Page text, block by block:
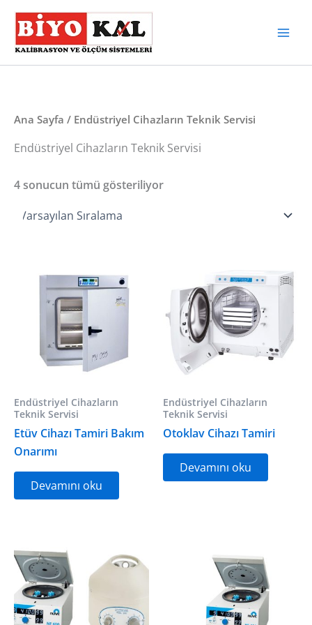
atla
Ana Sayfa / Endüstriyel Cihazların Teknik Servisi
Endüstriyel Cihazların Teknik Servisi
4 sonucun tümü gösteriliyor
Endüstriyel Cihazların
Teknik Servisi
Etüv Cihazı Tamiri Bakım
Onarımı
Devamını oku
Endüstriyel Cihazların
Teknik Servisi
Otoklav Cihazı Tamiri
Devamını oku